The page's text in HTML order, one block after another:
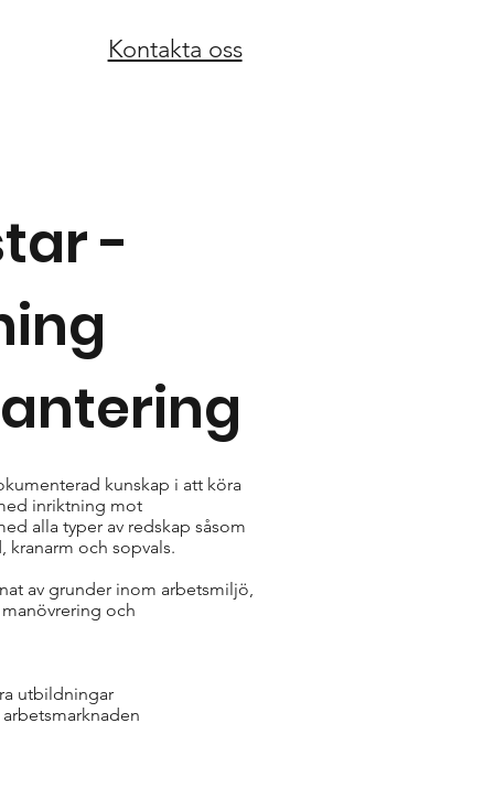
Kontakta oss
-
kunskap i att köra
inriktning mot
alla typer av redskap såsom
och sopvals.
av grunder inom arbetsmiljö,
och
utbildningar